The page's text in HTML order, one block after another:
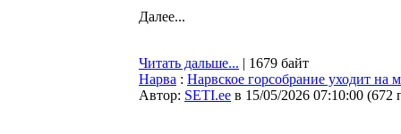
Далее...
Читать дальше... | 1679 байт
Нарва : Нарвское горсобрание уходит на
Автор: SETI.ee в 15/05/2026 07:10:00 (672